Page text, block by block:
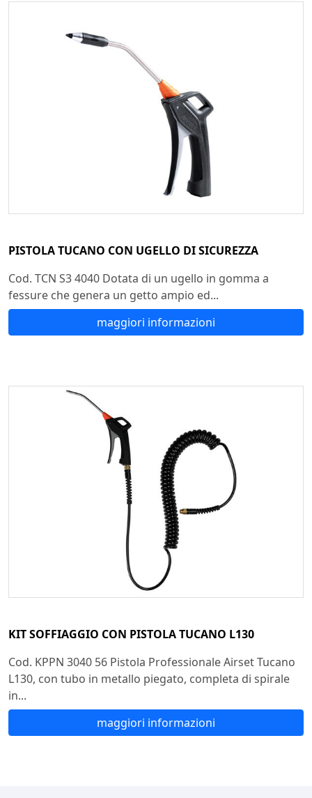
PISTOLA TUCANO CON UGELLO DI SICUREZZA
Cod. TCN S3 4040 Dotata di un ugello in gomma a
fessure che genera un getto ampio ed...
maggiori informazioni
KIT SOFFIAGGIO CON PISTOLA TUCANO L130
Cod. KPPN 3040 56 Pistola Professionale Airset Tucano
L130, con tubo in metallo piegato, completa di spirale
in...
maggiori informazioni